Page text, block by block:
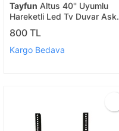
Tayfun Altus 40'' Uyumlu
Hareketli Led Tv Duvar Askı
Aparatı
800 TL
Kargo Bedava